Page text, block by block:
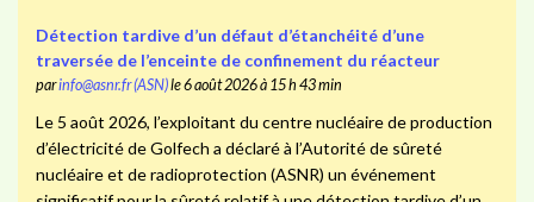
Détection tardive d’un défaut d’étanchéité d’une
traversée de l’enceinte de confinement du réacteur
parinfo@asnr.fr (ASN)le 6 août 2026 à 15 h 43 min
Le 5 août 2026, l’exploitant du centre nucléaire de production
d’électricité de Golfech a déclaré à l’Autorité de sûreté
nucléaire et de radioprotection (ASNR) un événement